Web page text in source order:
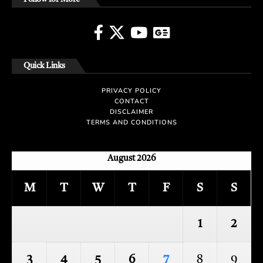
Quick Links
PRIVACY POLICY
CONTACT
DISCLAIMER
TERMS AND CONDITIONS
August 2026
M T W T F S S
1 2
3 4 5 6 7 8 9